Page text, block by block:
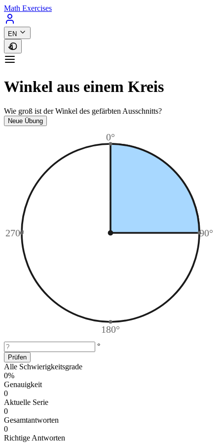
Math Exercises
EN
Winkel aus einem Kreis
Wie groß ist der Winkel des gefärbten Ausschnitts?
Neue Übung
0°
90°
180°
270°
°
Prüfen
Alle Schwierigkeitsgrade
0%
Genauigkeit
0
Aktuelle Serie
0
Gesamtantworten
0
Richtige Antworten